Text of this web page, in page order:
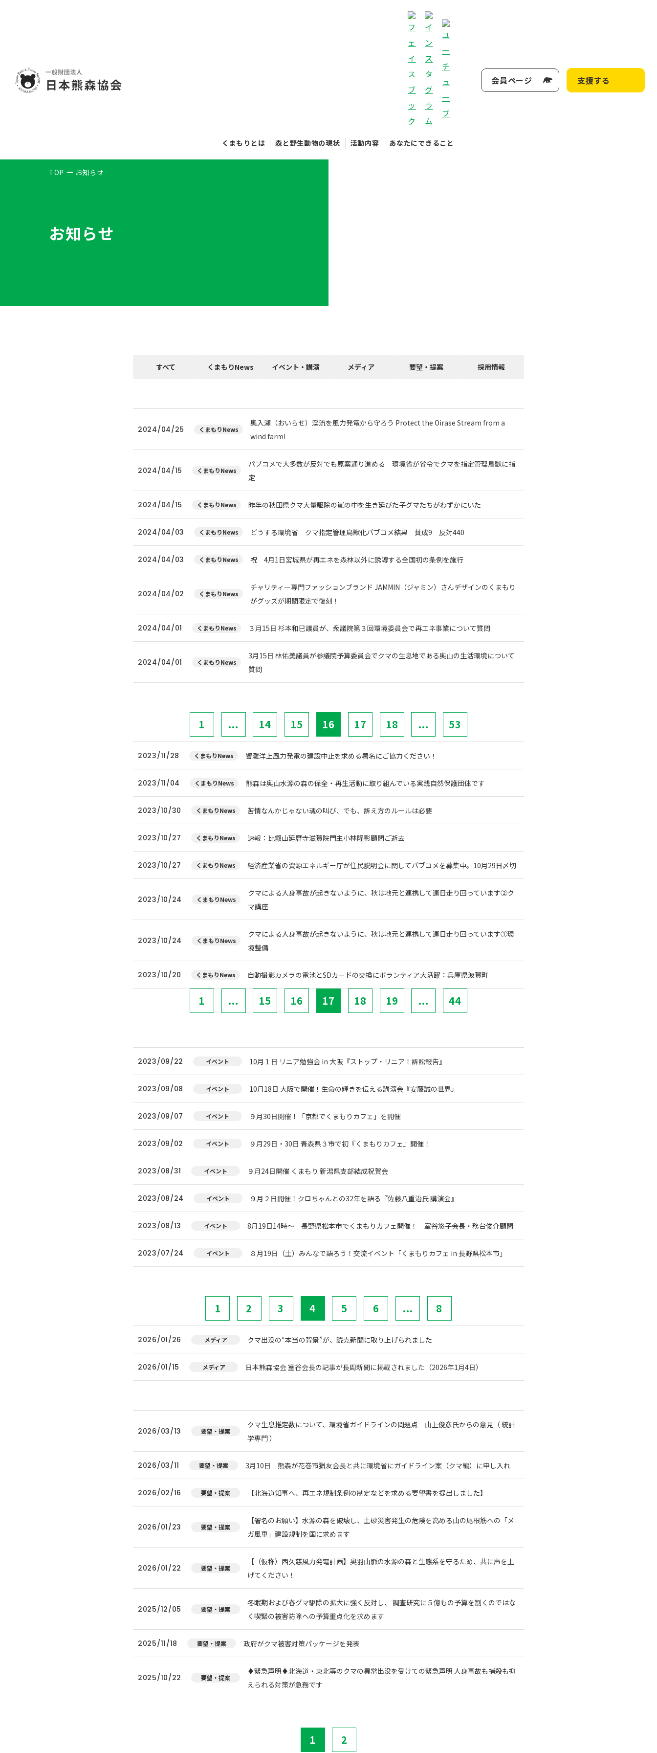
くまもりとは 森と野生動物の現状 活動内容 あなたにできること
会員ページ 支援する
TOP お知らせ
お知らせ
すべて くまもりNews イベント・講演 メディア 要望・提案 採用情報
2024/04/25 くまもりNews
奥入瀬（おいらせ）渓流を風力発電から守ろう Protect the Oirase Stream from a
wind farm!
2024/04/15 くまもりNews
パブコメで大多数が反対でも原案通り進める 環境省が省令でクマを指定管理鳥獣に指
定
2024/04/15 くまもりNews 昨年の秋田県クマ大量駆除の嵐の中を生き延びた子グマたちがわずかにいた
2024/04/03 くまもりNews どうする環境省 クマ指定管理鳥獣化パブコメ結果 賛成9 反対440
2024/04/03 くまもりNews 祝 4月1日宮城県が再エネを森林以外に誘導する全国初の条例を施行
2024/04/02 くまもりNews
チャリティー専門ファッションブランド JAMMIN（ジャミン）さんデザインのくまもり
がグッズが期間限定で復刻！
2024/04/01 くまもりNews ３月15日 杉本和巳議員が、衆議院第３回環境委員会で再エネ事業について質問
2024/04/01 くまもりNews
3月15日 林佑美議員が参議院予算委員会でクマの生息地である奥山の生活環境について
質問
1 ... 14 15 16 17 18 ... 53
2023/11/28 くまもりNews 響灘洋上風力発電の建設中止を求める署名にご協力ください！
2023/11/04 くまもりNews 熊森は奥山水源の森の保全・再生活動に取り組んでいる実践自然保護団体です
2023/10/30 くまもりNews 苦情なんかじゃない魂の叫び、でも、訴え方のルールは必要
2023/10/27 くまもりNews 速報：比叡山延暦寺滋賀院門主小林隆彰顧問ご逝去
2023/10/27 くまもりNews 経済産業省の資源エネルギー庁が住民説明会に関してパブコメを募集中。10月29日〆切
2023/10/24 くまもりNews
クマによる人身事故が起きないように、秋は地元と連携して連日走り回っています②ク
マ講座
2023/10/24 くまもりNews
クマによる人身事故が起きないように、秋は地元と連携して連日走り回っています①環
境整備
2023/10/20 くまもりNews 自動撮影カメラの電池とSDカードの交換にボランティア大活躍：兵庫県波賀町
1 ... 15 16 17 18 19 ... 44
2023/09/22 イベント 10月１日 リニア勉強会 in 大阪『ストップ・リニア！訴訟報告』
2023/09/08 イベント 10月18日 大阪で開催！生命の輝きを伝える講演会『安藤誠の世界』
2023/09/07 イベント ９月30日開催！「京都でくまもりカフェ」を開催
2023/09/02 イベント ９月29日・30日 青森県３市で初『くまもりカフェ』開催！
2023/08/31 イベント ９月24日開催 くまもり 新潟県支部結成祝賀会
2023/08/24 イベント ９月２日開催！クロちゃんとの32年を語る『佐藤八重治氏 講演会』
2023/08/13 イベント 8月19日14時～ 長野県松本市でくまもりカフェ開催！ 室谷悠子会長・務台俊介顧問
2023/07/24 イベント ８月19日（土）みんなで語ろう！交流イベント「くまもりカフェ in 長野県松本市」
1 2 3 4 5 6 ... 8
2026/01/26 メディア クマ出没の“本当の背景”が、読売新聞に取り上げられました
2026/01/15 メディア 日本熊森協会 室谷会長の記事が長周新聞に掲載されました（2026年1月4日）
2026/03/13 要望・提案
クマ生息推定数について、環境省ガイドラインの問題点 山上俊彦氏からの意見（ 統計
学専門 ）
2026/03/11 要望・提案 3月10日 熊森が花巻市猟友会長と共に環境省にガイドライン案（クマ編）に申し入れ
2026/02/16 要望・提案 【北海道知事へ、再エネ規制条例の制定などを求める要望書を提出しました】
2026/01/23 要望・提案
【署名のお願い】水源の森を破壊し、土砂災害発生の危険を高める山の尾根筋への「メ
ガ風車」建設規制を国に求めます
2026/01/22 要望・提案
【（仮称）西久慈風力発電計画】奥羽山脈の水源の森と生態系を守るため、共に声を上
げてください！
2025/12/05 要望・提案
冬眠期および春グマ駆除の拡大に強く反対し、 調査研究に５億もの予算を割くのではな
く喫緊の被害防除への予算重点化を求めます
2025/11/18 要望・提案 政府がクマ被害対策パッケージを発表
2025/10/22 要望・提案
♦️緊急声明♦️北海道・東北等のクマの異常出没を受けての緊急声明 人身事故も捕殺も抑
えられる対策が急務です
1 2